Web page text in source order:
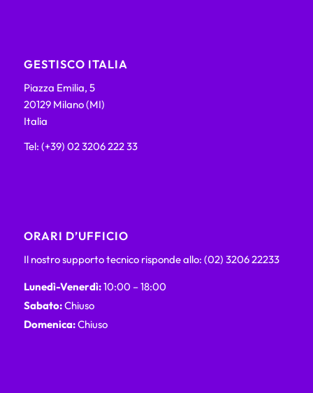
GESTISCO ITALIA
Piazza Emilia, 5
20129 Milano (MI)
Italia
Tel: (+39) 02 3206 222 33
ORARI D’UFFICIO
Il nostro supporto tecnico risponde allo: (02) 3206 22233
Lunedì-Venerdì:10:00 – 18:00
Sabato:Chiuso
Domenica:Chiuso